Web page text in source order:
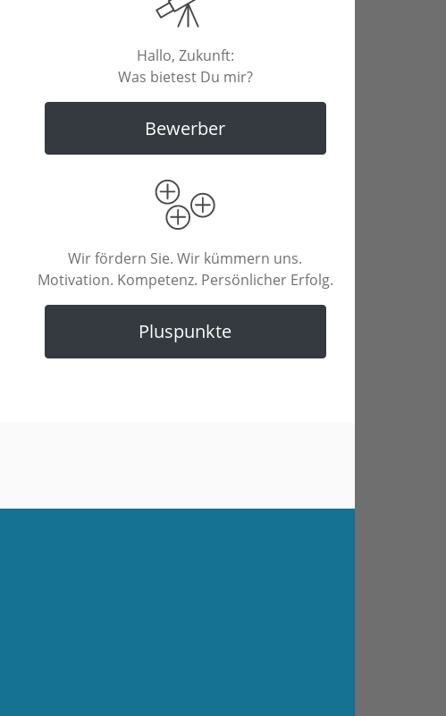
Hallo, Zukunft:
Was bietest Du mir?
Bewerber
Wir fördern Sie. Wir kümmern uns.
Motivation. Kompetenz. Persönlicher Erfolg.
Pluspunkte